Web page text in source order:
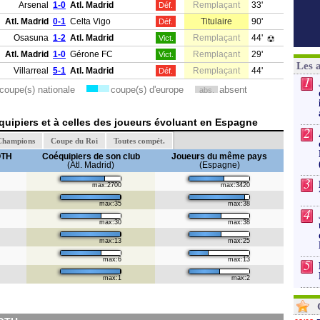
Arsenal 1-0 Atl. Madrid Déf. Remplaçant
33'
Atl. Madrid 0-1 Celta Vigo Déf. Titulaire
90'
Osasuna 1-2 Atl. Madrid Vict. Remplaçant
44'
Atl. Madrid 1-0 Gérone FC Vict. Remplaçant
29'
Villarreal 5-1 Atl. Madrid Déf. Remplaçant 44'
coupe(s) nationale coupe(s) d'europe abs. absent
et à celles des joueurs évoluant en Espagne
Coupe du Roi Toutes compét.
Coéquipiers de son club
(Atl. Madrid)
Joueurs du même pays
(Espagne)
max:2700 max:3420
max:35 max:38
max:30 max:38
max:13 max:25
max:6 max:13
max:1 max:2
Les
1
2
3
4
5